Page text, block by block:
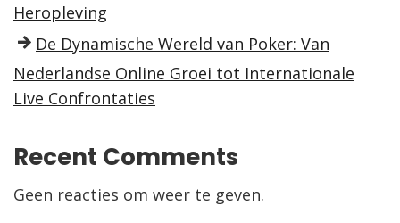
Heropleving
De Dynamische Wereld van Poker: Van
Nederlandse Online Groei tot Internationale
Live Confrontaties
Recent Comments
Geen reacties om weer te geven.